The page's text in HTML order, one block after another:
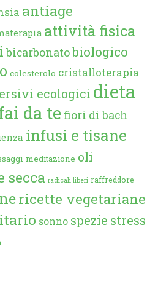
antiage
attività fisica
bicarbonatobiologico
colesterolo cristalloterapia
ecologici dieta
da te fiori di bach
infusi e tisane
meditazione oli
secca radicali liberi raffreddore
ricette vegetariane
sonno spezie stress